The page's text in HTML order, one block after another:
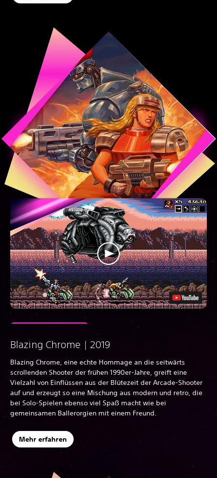
Blazing Chrome | 2019
Blazing Chrome, eine echte Hommage an die seitwärts
scrollenden Shooter der frühen 1990er-Jahre, greift eine
Vielzahl von Einflüssen aus der Blütezeit der Arcade-Shooter
auf und erzeugt so eine Mischung aus modern und retro, die
bei Solo-Spielen ebenso viel Spaß macht wie bei
gemeinsamen Ballerorgien mit einem Freund.
Mehr erfahren